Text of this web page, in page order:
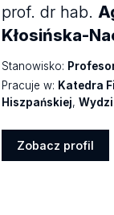
prof. dr hab.
Kłosińska-
Stanowisko:
Pracuje w: Katedra
Hiszpańskiej,
Zobacz profil